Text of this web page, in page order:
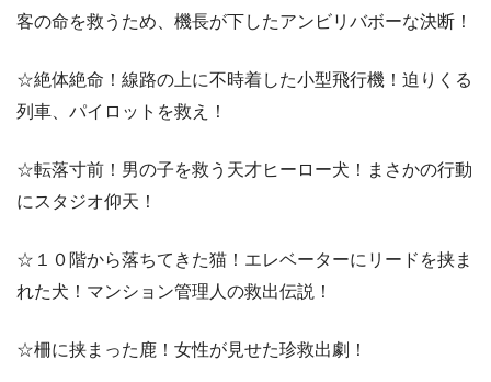
客の命を救うため、機長が下したアンビリバボーな決断！
☆絶体絶命！線路の上に不時着した小型飛行機！迫りくる
列車、パイロットを救え！
☆転落寸前！男の子を救う天才ヒーロー犬！まさかの行動
にスタジオ仰天！
☆１０階から落ちてきた猫！エレベーターにリードを挟ま
れた犬！マンション管理人の救出伝説！
☆柵に挟まった鹿！女性が見せた珍救出劇！